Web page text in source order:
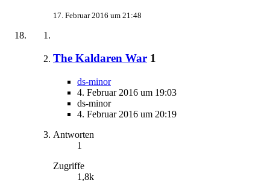
17. Februar 2016 um 21:48
The Kaldaren War 1
ds-minor
4. Februar 2016 um 19:03
ds-minor
4. Februar 2016 um 20:19
Antworten
1
Zugriffe
1,8k